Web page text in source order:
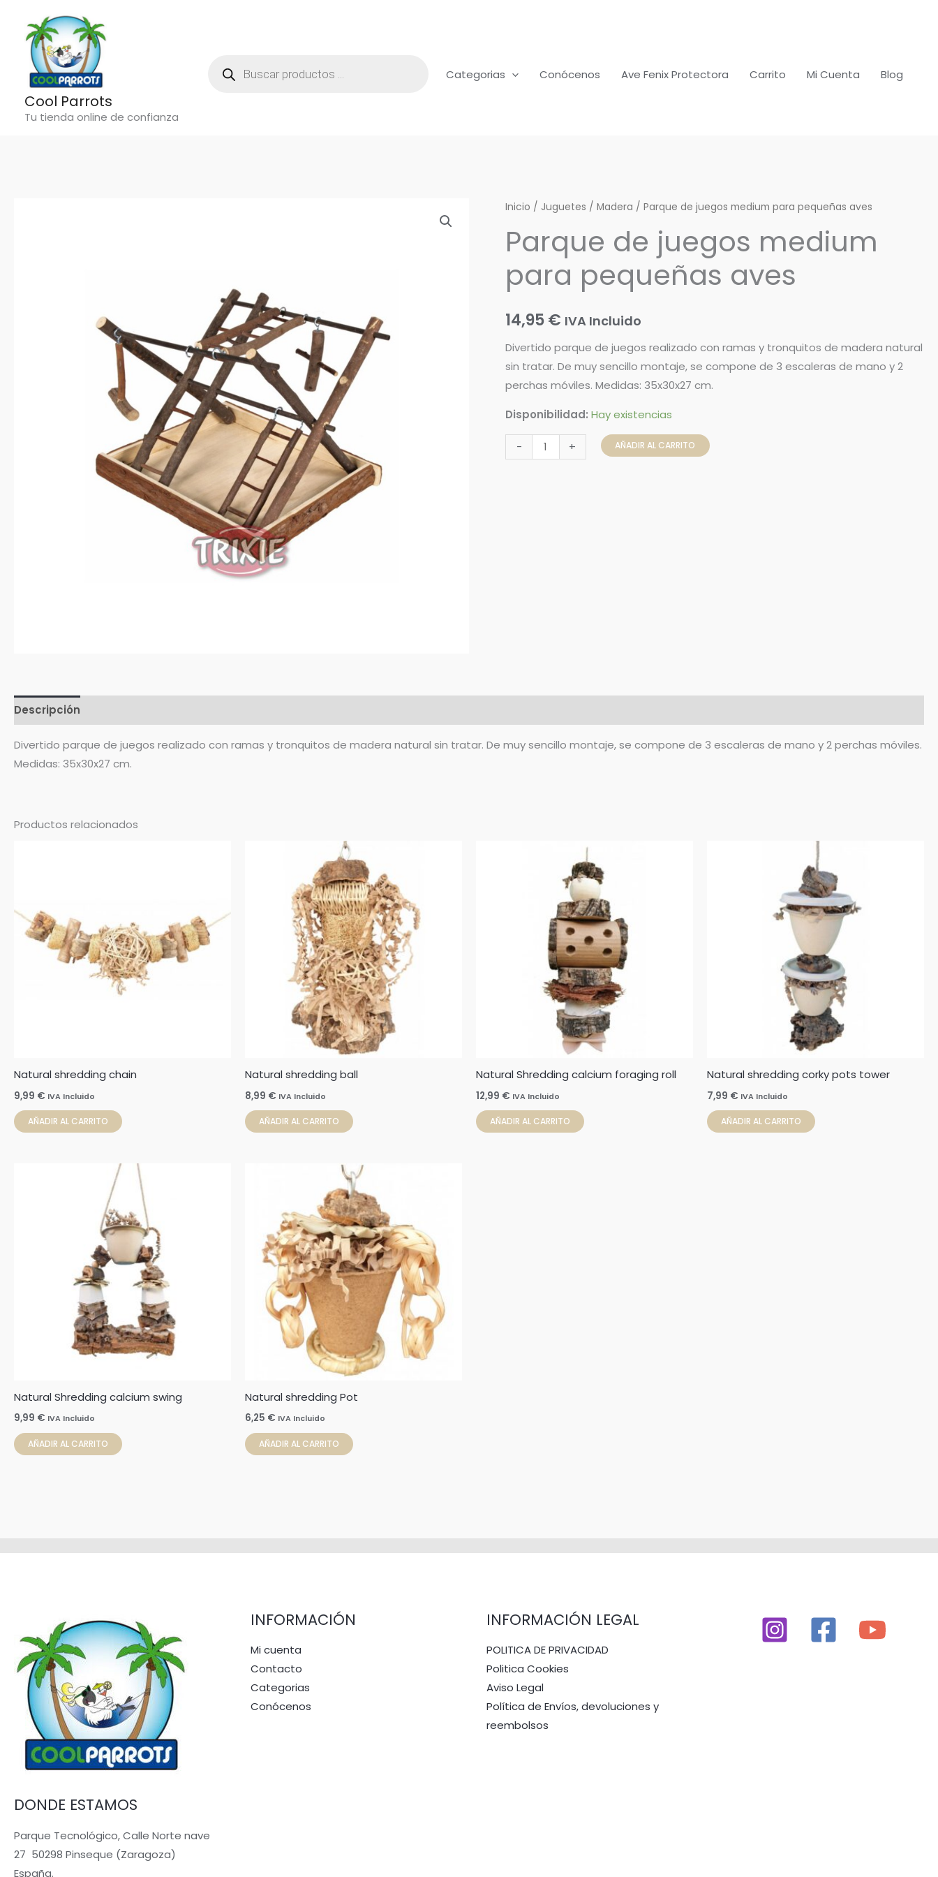
contenido
Cool Parrots
Tu tienda online de confianza
Productos Categorias Conócenos Ave Fenix Protectora Carrito Mi Cuenta Blog
Inicio / Juguetes /Madera / Parque de juegos medium para pequeñas aves
Parque de juegos medium
para pequeñas aves
14,95€ IVA Incluido
Divertido parque de juegos realizado con ramas y tronquitos de madera natural
sin tratar. De muy sencillo montaje, se compone de 3 escaleras de mano y 2
perchas móviles. Medidas: 35x30x27 cm.
Disponibilidad: Hay existencias
-
Parque
juegos
para
aves
+ AÑADIR AL CARRITO
Descripción
Divertido parque de juegos realizado con ramas y tronquitos de madera natural sin tratar. De muy sencillo montaje, se compone de 3 escaleras de mano y 2 perchas móviles.
Medidas: 35x30x27 cm.
Productos relacionados
Natural shredding chain
9,99 € IVA Incluido
AÑADIR AL CARRITO
Natural shredding ball
8,99 € IVA Incluido
AÑADIR AL CARRITO
Natural Shredding calcium foraging roll
12,99 € IVA Incluido
AÑADIR AL CARRITO
Natural shredding corky pots tower
7,99 € IVA Incluido
AÑADIR AL CARRITO
Natural Shredding calcium swing
9,99 € IVA Incluido
AÑADIR AL CARRITO
Natural shredding Pot
6,25 € IVA Incluido
AÑADIR AL CARRITO
DONDE ESTAMOS
Parque Tecnológico, Calle Norte nave
27 50298 Pinseque (Zaragoza)
España.
INFORMACIÓN
Mi cuenta
Contacto
Categorias
Conócenos
INFORMACIÓN LEGAL
POLITICA DE PRIVACIDAD
Politica Cookies
Aviso Legal
Política de Envíos, devoluciones y
reembolsos